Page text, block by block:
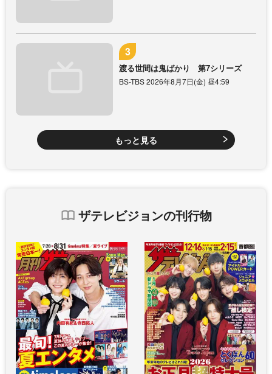
渡る世間は鬼ばかり 第7シリーズ
BS-TBS 2026年8月7日(金) 昼4:59
もっと見る
ザテレビジョンの刊行物